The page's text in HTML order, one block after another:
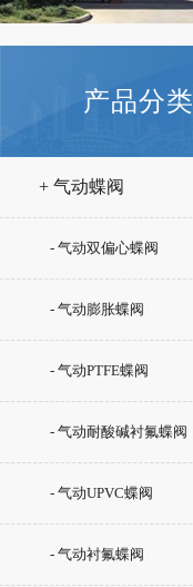
产品分类
+ 气动蝶阀
- 气动双偏心蝶阀
- 气动膨胀蝶阀
- 气动PTFE蝶阀
- 气动耐酸碱衬氟蝶阀
- 气动UPVC蝶阀
- 气动衬氟蝶阀